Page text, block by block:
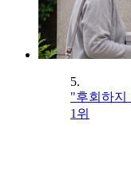
5.
"후회하지
1위